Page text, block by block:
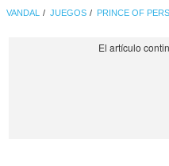
VANDAL JUEGOS PRINCE OF